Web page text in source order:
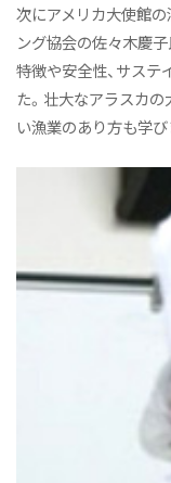
次にアメリカ大使館
ング協会の佐々木慶
特徴や安全性、サス
た。壮大なアラスカ
い漁業のあり方も学び
健康と栄
オープン
ニュース&